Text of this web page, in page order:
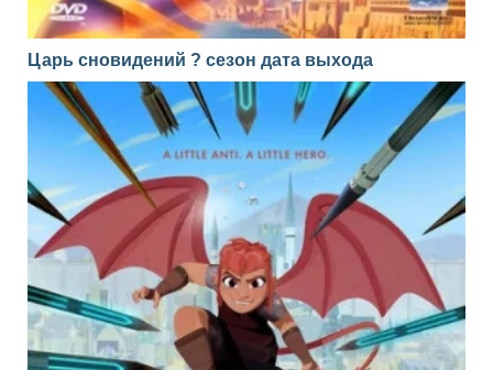
Царь сновидений ? сезон дата выхода